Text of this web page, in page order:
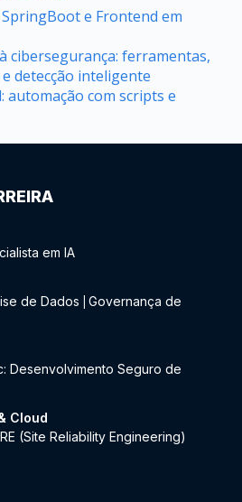
e Frontend em
cibersegurança: ferramentas,
detecção inteligente
automação com scripts e
em IA
de Dados
Governança de
Desenvolvimento Seguro de
Cloud
(Site Reliability Engineering)